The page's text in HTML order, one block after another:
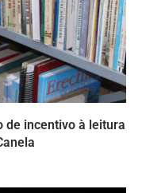
de incentivo à leitura